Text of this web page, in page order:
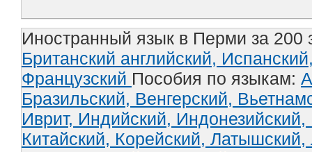
Иностранный язык в Перми за 200
Британский английский,
Французский Пособия по языкам:
Бразильский, Венгерский,
Иврит, Индийский, Индонезийский,
Китайский, Корейский, Латышский,